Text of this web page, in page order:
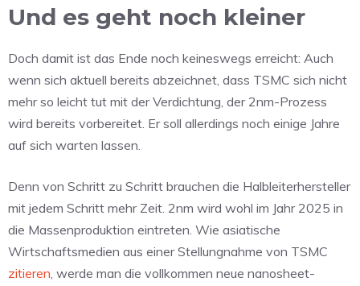
Und es geht noch kleiner
Doch damit ist das Ende noch keineswegs erreicht: Auch
wenn sich aktuell bereits abzeichnet, dass TSMC sich nicht
mehr so leicht tut mit der Verdichtung, der 2nm-Prozess
wird bereits vorbereitet. Er soll allerdings noch einige Jahre
auf sich warten lassen.
Denn von Schritt zu Schritt brauchen die Halbleiterhersteller
mit jedem Schritt mehr Zeit. 2nm wird wohl im Jahr 2025 in
die Massenproduktion eintreten. Wie asiatische
Wirtschaftsmedien aus einer Stellungnahme von TSMC
zitieren, werde man die vollkommen neue nanosheet-